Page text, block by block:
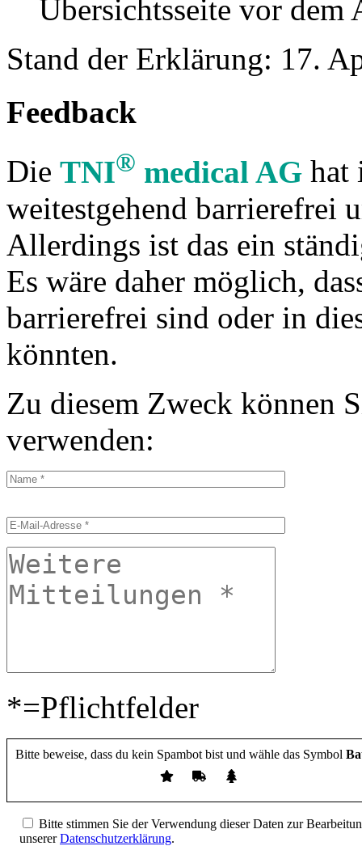
Übersichtsseite vor dem
Stand der Erklärung: 17.
Feedback
Die TNI® medical AG hat
weitestgehend barrierefrei
Allerdings ist das ein
Es wäre daher möglich,
barrierefrei sind oder in
könnten.
Zu diesem Zweck können
verwenden:
lasse
dieses
Feld
leer.
lasse
Feld
leer.
*=Pflichtfelder
Bitte beweise, dass du kein Spambot bist und wähle das Symbol
Bitte stimmen Sie der Verwendung dieser Daten zur
unsererDatenschutzerklärung.